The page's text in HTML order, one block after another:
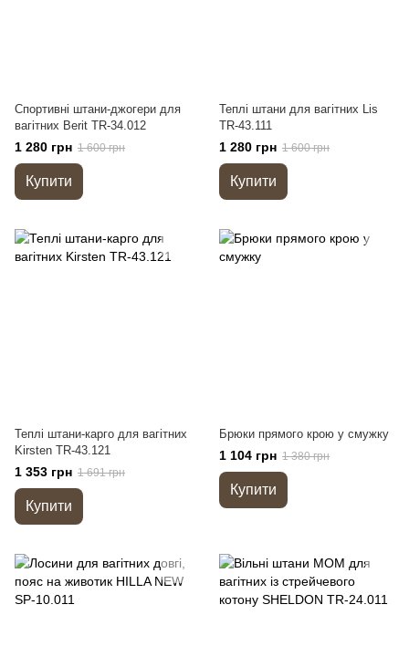
Спортивні штани-джогери для
вагітних Berit TR-34.012
1 280 грн 1 600 грн
Купити
Теплі штани для вагітних Lis
TR-43.111
1 280 грн 1 600 грн
Купити
Теплі штани-карго для вагітних
Kirsten TR-43.121
1 353 грн 1 691 грн
Купити
Брюки прямого крою у смужку
1 104 грн 1 380 грн
Купити